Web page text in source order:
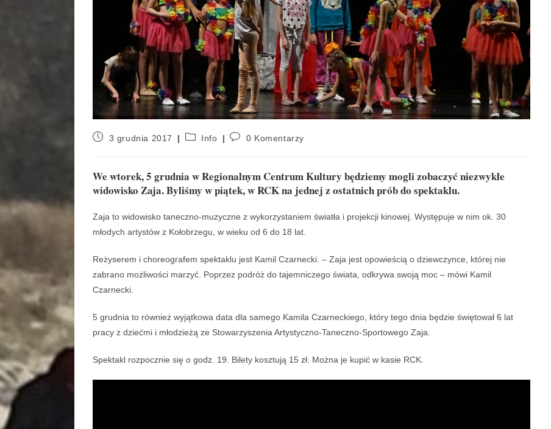
3 grudnia 2017 Info 0 Komentarzy
We wtorek, 5 grudnia w Regionalnym Centrum Kultury będziemy mogli zobaczyć niezwykłe
widowisko Zaja. Byliśmy w piątek, w RCK na jednej z ostatnich prób do spektaklu.
Zaja to widowisko taneczno-muzyczne z wykorzystaniem światła i projekcji kinowej. Występuje w nim ok. 30
młodych artystów z Kołobrzegu, w wieku od 6 do 18 lat.
Reżyserem i choreografem spektaklu jest Kamil Czarnecki. – Zaja jest opowieścią o dziewczynce, której nie
zabrano możliwości marzyć. Poprzez podróż do tajemniczego świata, odkrywa swoją moc – mówi Kamil
Czarnecki.
5 grudnia to również wyjątkowa data dla samego Kamila Czarneckiego, który tego dnia będzie świętował 6 lat
pracy z dziećmi i młodzieżą ze Stowarzyszenia Artystyczno-Taneczno-Sportowego Zaja.
Spektakl rozpocznie się o godz. 19. Bilety kosztują 15 zł. Można je kupić w kasie RCK.